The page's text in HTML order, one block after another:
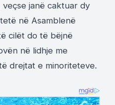
janë caktuar dy
në Asamblenë
cilët do të bëjnë
në lidhje me
drejtat e minoriteteve.